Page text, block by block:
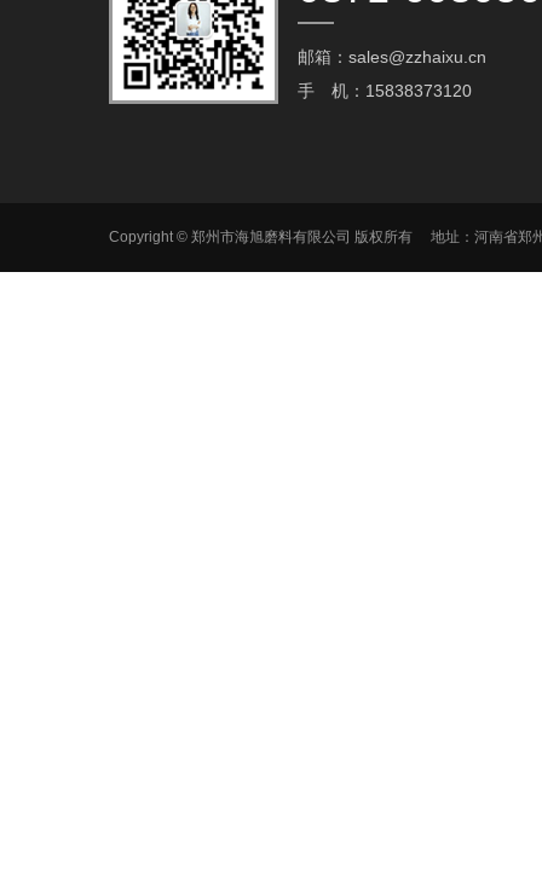
邮箱：sales@zzhaixu.cn
手 机：15838373120
Copyright © 郑州市海旭磨料有限公司 版权所有 地址：河南省